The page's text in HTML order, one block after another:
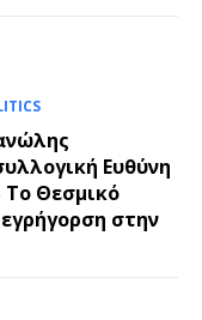
Ευθύνη
Το Θεσμικό
στην